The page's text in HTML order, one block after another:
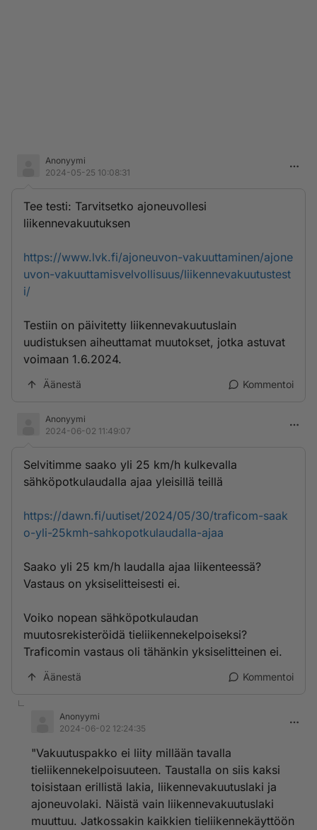
Anonyymi
2024-05-25 10:08:31
Tee testi: Tarvitsetko ajoneuvollesi
liikennevakuutuksen
https://www.lvk.fi/ajoneuvon-vakuuttaminen/ajone
uvon-vakuuttamisvelvollisuus/liikennevakuutustest
i/
Testiin on päivitetty liikennevakuutuslain
uudistuksen aiheuttamat muutokset, jotka astuvat
voimaan 1.6.2024.
Äänestä Kommentoi
Anonyymi
2024-06-02 11:49:07
Selvitimme saako yli 25 km/h kulkevalla
sähköpotkulaudalla ajaa yleisillä teillä
https://dawn.fi/uutiset/2024/05/30/traficom-saak
o-yli-25kmh-sahkopotkulaudalla-ajaa
Saako yli 25 km/h laudalla ajaa liikenteessä?
Vastaus on yksiselitteisesti ei.
Voiko nopean sähköpotkulaudan
muutosrekisteröidä tieliikennekelpoiseksi?
Traficomin vastaus oli tähänkin yksiselitteinen ei.
Äänestä Kommentoi
Anonyymi
2024-06-02 12:24:35
"Vakuutuspakko ei liity millään tavalla
tieliikennekelpoisuuteen. Taustalla on siis kaksi
toisistaan erillistä lakia, liikennevakuutuslaki ja
ajoneuvolaki. Näistä vain liikennevakuutuslaki
muuttuu. Jatkossakin kaikkien tieliikennekäyttöön